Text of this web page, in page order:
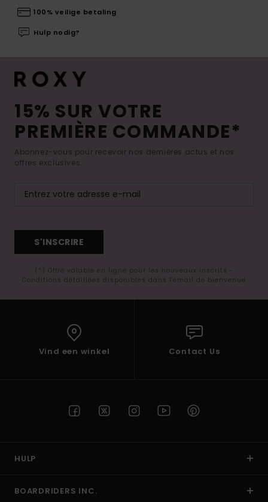
100% veilige betaling
Hulp nodig?
15% SUR VOTRE
PREMIÈRE COMMANDE*
Abonnez-vous pour recevoir nos dernières actus et nos
offres exclusives.
S'INSCRIRE
(*) Offre valable en ligne pour les nouveaux inscrits -
Conditions détaillées disponibles dans l'email de bienvenue
Vind een winkel Contact Us
HULP
BOARDRIDERS INC.